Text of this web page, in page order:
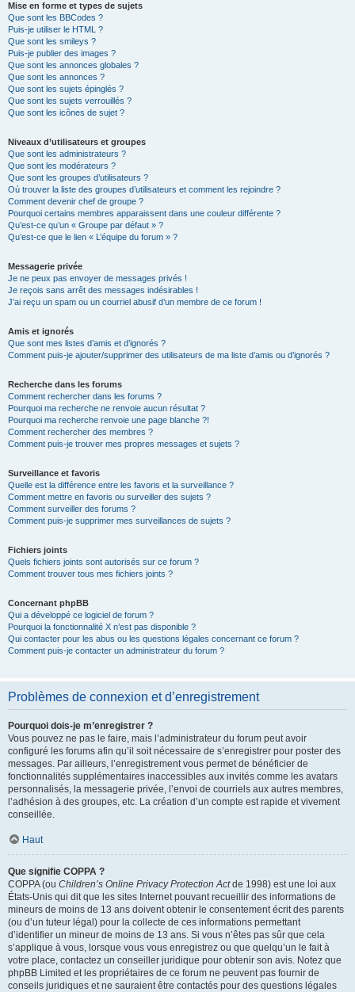
Mise en forme et types de sujets
Que sont les BBCodes ?
Puis-je utiliser le HTML ?
Que sont les smileys ?
Puis-je publier des images ?
Que sont les annonces globales ?
Que sont les annonces ?
Que sont les sujets épinglés ?
Que sont les sujets verrouillés ?
Que sont les icônes de sujet ?
Niveaux d’utilisateurs et groupes
Que sont les administrateurs ?
Que sont les modérateurs ?
Que sont les groupes d’utilisateurs ?
Où trouver la liste des groupes d’utilisateurs et comment les rejoindre ?
Comment devenir chef de groupe ?
Pourquoi certains membres apparaissent dans une couleur différente ?
Qu’est-ce qu’un « Groupe par défaut » ?
Qu’est-ce que le lien « L’équipe du forum » ?
Messagerie privée
Je ne peux pas envoyer de messages privés !
Je reçois sans arrêt des messages indésirables !
J’ai reçu un spam ou un courriel abusif d’un membre de ce forum !
Amis et ignorés
Que sont mes listes d’amis et d’ignorés ?
Comment puis-je ajouter/supprimer des utilisateurs de ma liste d’amis ou d’ignorés ?
Recherche dans les forums
Comment rechercher dans les forums ?
Pourquoi ma recherche ne renvoie aucun résultat ?
Pourquoi ma recherche renvoie une page blanche ?!
Comment rechercher des membres ?
Comment puis-je trouver mes propres messages et sujets ?
Surveillance et favoris
Quelle est la différence entre les favoris et la surveillance ?
Comment mettre en favoris ou surveiller des sujets ?
Comment surveiller des forums ?
Comment puis-je supprimer mes surveillances de sujets ?
Fichiers joints
Quels fichiers joints sont autorisés sur ce forum ?
Comment trouver tous mes fichiers joints ?
Concernant phpBB
Qui a développé ce logiciel de forum ?
Pourquoi la fonctionnalité X n’est pas disponible ?
Qui contacter pour les abus ou les questions légales concernant ce forum ?
Comment puis-je contacter un administrateur du forum ?
Problèmes de connexion et d’enregistrement
Pourquoi dois-je m’enregistrer ?
Vous pouvez ne pas le faire, mais l’administrateur du forum peut avoir
configuré les forums afin qu’il soit nécessaire de s’enregistrer pour poster des
messages. Par ailleurs, l’enregistrement vous permet de bénéficier de
fonctionnalités supplémentaires inaccessibles aux invités comme les avatars
personnalisés, la messagerie privée, l’envoi de courriels aux autres membres,
l’adhésion à des groupes, etc. La création d’un compte est rapide et vivement
conseillée.
Haut
Que signifie COPPA ?
COPPA (ou Children’s Online Privacy Protection Actde 1998) est une loi aux
États-Unis qui dit que les sites Internet pouvant recueillir des informations de
mineurs de moins de 13 ans doivent obtenir le consentement écrit des parents
(ou d’un tuteur légal) pour la collecte de ces informations permettant
d’identifier un mineur de moins de 13 ans. Si vous n’êtes pas sûr que cela
s’applique à vous, lorsque vous vous enregistrez ou que quelqu’un le fait à
votre place, contactez un conseiller juridique pour obtenir son avis. Notez que
phpBB Limited et les propriétaires de ce forum ne peuvent pas fournir de
conseils juridiques et ne sauraient être contactés pour des questions légales